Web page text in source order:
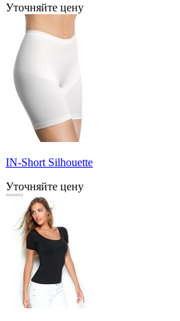
Уточняйте цену
IN-Short Silhouette
Уточняйте цену